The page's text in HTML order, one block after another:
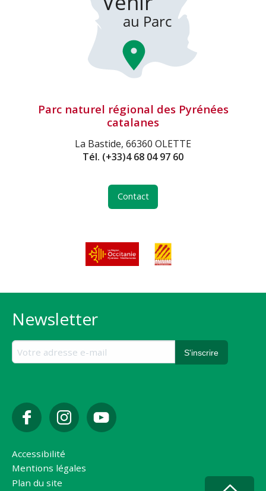
Parc naturel régional des Pyrénées
catalanes
La Bastide, 66360 OLETTE
Tél. (+33)4 68 04 97 60
Contact
Newsletter
Accessibilité
Mentions légales
Plan du site